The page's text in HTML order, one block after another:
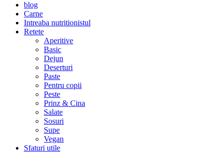
blog
Carne
Intreaba nutritionistul
Retete
Aperitive
Basic
Dejun
Deserturi
Paste
Pentru copii
Peste
Prinz & Cina
Salate
Sosuri
Supe
Vegan
Sfaturi utile